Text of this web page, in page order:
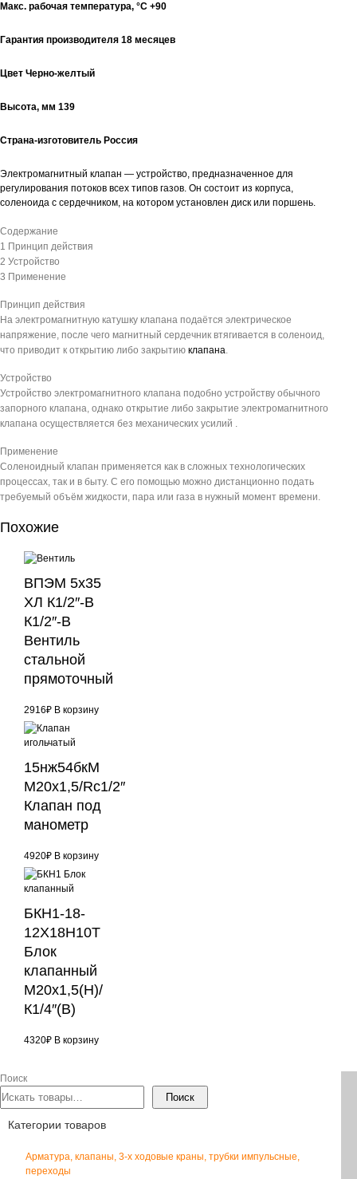
Макс. рабочая температура, °С +90
Гарантия производителя 18 месяцев
Цвет Черно-желтый
Высота, мм 139
Страна-изготовитель Россия
Электромагнитный клапан — устройство, предназначенное для
регулирования потоков всех типов газов. Он состоит из корпуса,
соленоида с сердечником, на котором установлен диск или поршень.
Содержание
1 Принцип действия
2 Устройство
3 Применение
Принцип действия
На электромагнитную катушку клапана подаётся электрическое
напряжение, после чего магнитный сердечник втягивается в соленоид,
что приводит к открытию либо закрытию клапана.
Устройство
Устройство электромагнитного клапана подобно устройству обычного
запорного клапана, однако открытие либо закрытие электромагнитного
клапана осуществляется без механических усилий .
Применение
Соленоидный клапан применяется как в сложных технологических
процессах, так и в быту. С его помощью можно дистанционно подать
требуемый объём жидкости, пара или газа в нужный момент времени.
Похожие
ВПЭМ 5х35
ХЛ К1/2″-В
К1/2″-B
Вентиль
стальной
прямоточный
2916₽ В корзину
15нж54бкМ
М20х1,5/Rс1/2″
Клапан под
манометр
4920₽ В корзину
БКН1-18-
12Х18Н10Т
Блок
клапанный
М20х1,5(Н)/
К1/4″(В)
4320₽ В корзину
Поиск
Поиск
Категории товаров
Арматура, клапаны, 3-х ходовые краны, трубки импульсные,
переходы